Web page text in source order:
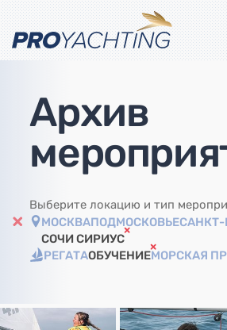
Архив
Выберите локацию и тип
МОСКВАПОДМОСКОВЬЕСАНКТ-
СОЧИ СИРИУС
РЕГАТАОБУЧЕНИЕМОРСКАЯ